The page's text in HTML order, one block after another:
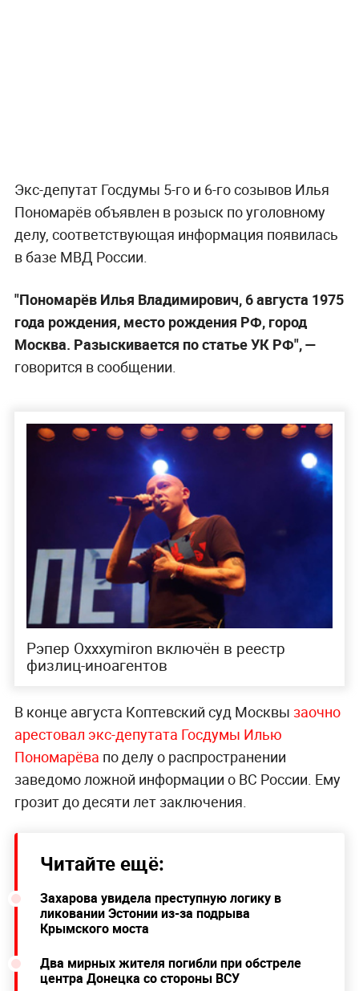
Экс-депутат Госдумы 5-го и 6-го созывов Илья
Пономарёв объявлен в розыск по уголовному
делу, соответствующая информация появилась
в базе МВД России.
"Пономарёв Илья Владимирович, 6 августа 1975
года рождения, место рождения РФ, город
Москва. Разыскивается по статье УК РФ", —
говорится в сообщении.
Рэпер Oxxxymiron включён в реестр
физлиц-иноагентов
В конце августа Коптевский суд Москвы заочно
арестовал экс-депутата Госдумы Илью
Пономарёва по делу о распространении
заведомо ложной информации о ВС России. Ему
грозит до десяти лет заключения.
Читайте ещё:
Захарова увидела преступную логику в
ликовании Эстонии из-за подрыва
Крымского моста
Два мирных жителя погибли при обстреле
центра Донецка со стороны ВСУ